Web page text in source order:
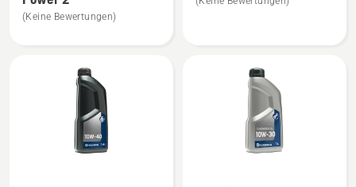
Sonderkraftstoff
(Keine Bewertungen)